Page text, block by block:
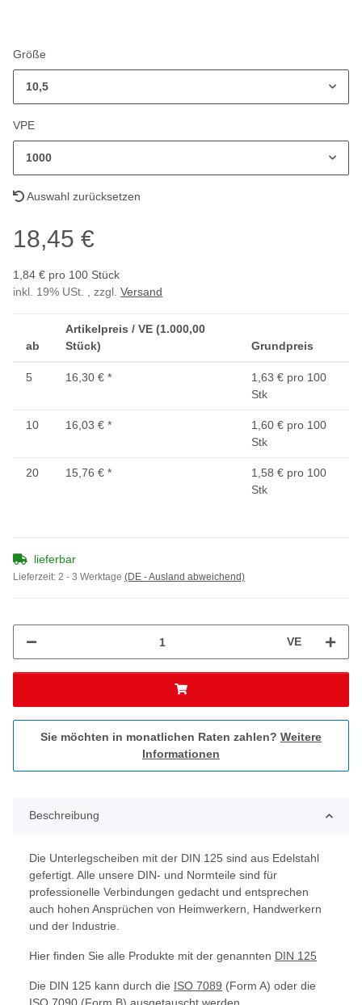
Größe
10,5
VPE
1000
Auswahl zurücksetzen
18,45 €
1,84 € pro 100 Stück
inkl. 19% USt. , zzgl. Versand
ab
Artikelpreis / VE (1.000,00
Stück)
Grundpreis
5 16,30 € *
1,63 € pro 100
Stk
10 16,03 € *
1,60 € pro 100
Stk
20 15,76 € *
1,58 € pro 100
Stk
lieferbar
Lieferzeit: 2 - 3 Werktage (DE - Ausland abweichend)
VE
Sie möchten in monatlichen Raten zahlen? Weitere
Informationen
Beschreibung
Die Unterlegscheiben mit der DIN 125 sind aus Edelstahl
gefertigt. Alle unsere DIN- und Normteile sind für
professionelle Verbindungen gedacht und entsprechen
auch hohen Ansprüchen von Heimwerkern, Handwerkern
und der Industrie.
Hier finden Sie alle Produkte mit der genannten DIN 125
Die DIN 125 kann durch die ISO 7089 (Form A) oder die